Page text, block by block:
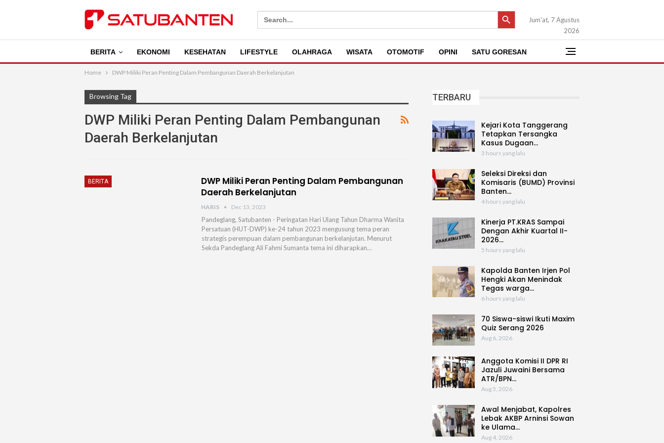
Search
for:
SEARCH BUTTON
Jum'at, 7 Agustus
2026
BERITA EKONOMI KESEHATAN LIFESTYLE OLAHRAGA WISATA OTOMOTIF OPINI SATU GORESAN
Home DWP Miliki Peran Penting Dalam Pembangunan Daerah Berkelanjutan
Browsing Tag
DWP Miliki Peran Penting Dalam Pembangunan
Daerah Berkelanjutan
BERITA
DWP Miliki Peran Penting Dalam Pembangunan
Daerah Berkelanjutan
HARIS Dec 13, 2023
Pandeglang, Satubanten - Peringatan Hari Ulang Tahun Dharma Wanita
Persatuan (HUT-DWP) ke-24 tahun 2023 mengusung tema peran
strategis perempuan dalam pembangunan berkelanjutan. Menurut
Sekda Pandeglang Ali Fahmi Sumanta tema ini diharapkan…
TERBARU
Kejari Kota Tanggerang
Tetapkan Tersangka
Kasus Dugaan…
3 hours yang lalu
Seleksi Direksi dan
Komisaris (BUMD) Provinsi
Banten…
4 hours yang lalu
Kinerja PT.KRAS Sampai
Dengan Akhir Kuartal II-
2026…
5 hours yang lalu
Kapolda Banten Irjen Pol
Hengki Akan Menindak
Tegas warga…
6 hours yang lalu
70 Siswa-siswi Ikuti Maxim
Quiz Serang 2026
Aug 6, 2026
Anggota Komisi II DPR RI
Jazuli Juwaini Bersama
ATR/BPN…
Aug 5, 2026
Awal Menjabat, Kapolres
Lebak AKBP Arninsi Sowan
ke Ulama…
Aug 4, 2026